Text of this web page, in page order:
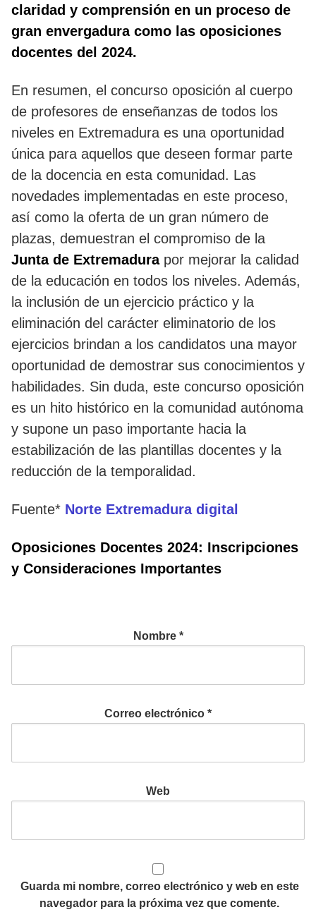
claridad y comprensión en un proceso de
gran envergadura como las oposiciones
docentes del 2024.
En resumen, el concurso oposición al cuerpo
de profesores de enseñanzas de todos los
niveles en Extremadura es una oportunidad
única para aquellos que deseen formar parte
de la docencia en esta comunidad. Las
novedades implementadas en este proceso,
así como la oferta de un gran número de
plazas, demuestran el compromiso de la
Junta de Extremadurapor mejorar la calidad
de la educación en todos los niveles. Además,
la inclusión de un ejercicio práctico y la
eliminación del carácter eliminatorio de los
ejercicios brindan a los candidatos una mayor
oportunidad de demostrar sus conocimientos y
habilidades. Sin duda, este concurso oposición
es un hito histórico en la comunidad autónoma
y supone un paso importante hacia la
estabilización de las plantillas docentes y la
reducción de la temporalidad.
Fuente* Norte Extremadura digital
Oposiciones Docentes 2024: Inscripciones
y Consideraciones Importantes
Nombre *
Correo electrónico *
Web
Guarda mi nombre, correo electrónico y web en este
navegador para la próxima vez que comente.